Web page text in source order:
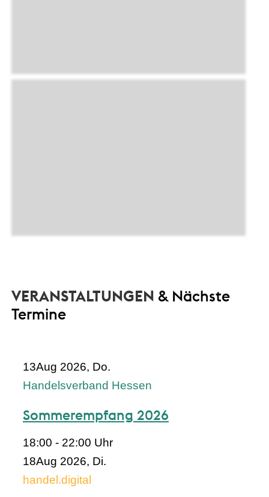
VERANSTALTUNGEN & Nächste
Termine
13Aug 2026, Do.
Handelsverband Hessen
Sommerempfang 2026
18:00 - 22:00 Uhr
18Aug 2026, Di.
handel.digital